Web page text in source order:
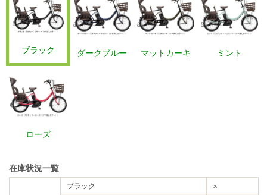
ブラック ダークブルー マットカーキ ミント
ローズ
在庫状況一覧
ブラック
×